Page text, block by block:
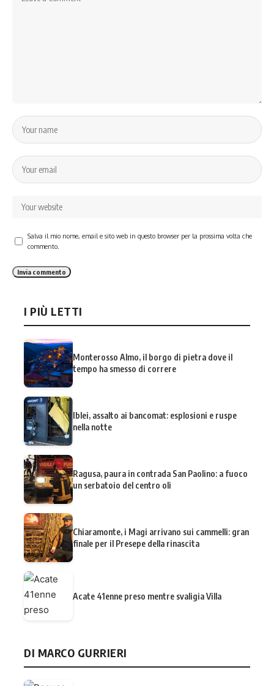
Salva il mio nome, email e sito web in questo browser per la prossima volta che
commento.
I PIÙ LETTI
Monterosso Almo, il borgo di pietra dove il
tempo ha smesso di correre
Iblei, assalto ai bancomat: esplosioni e ruspe
nella notte
Ragusa, paura in contrada San Paolino: a fuoco
un serbatoio del centro oli
Chiaramonte, i Magi arrivano sui cammelli: gran
finale per il Presepe della rinascita
Acate 41enne preso mentre svaligia Villa
DI MARCO GURRIERI